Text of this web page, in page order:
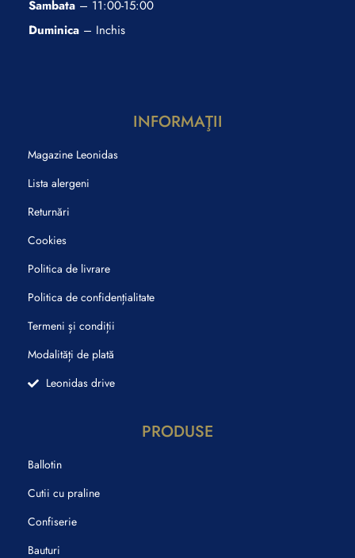
Sambata – 11:00-15:00
Duminica – Inchis
INFORMAŢII
Magazine Leonidas
Lista alergeni
Returnări
Cookies
Politica de livrare
Politica de confidențialitate
Termeni și condiții
Modalități de plată
Leonidas drive
PRODUSE
Ballotin
Cutii cu praline
Confiserie
Bauturi